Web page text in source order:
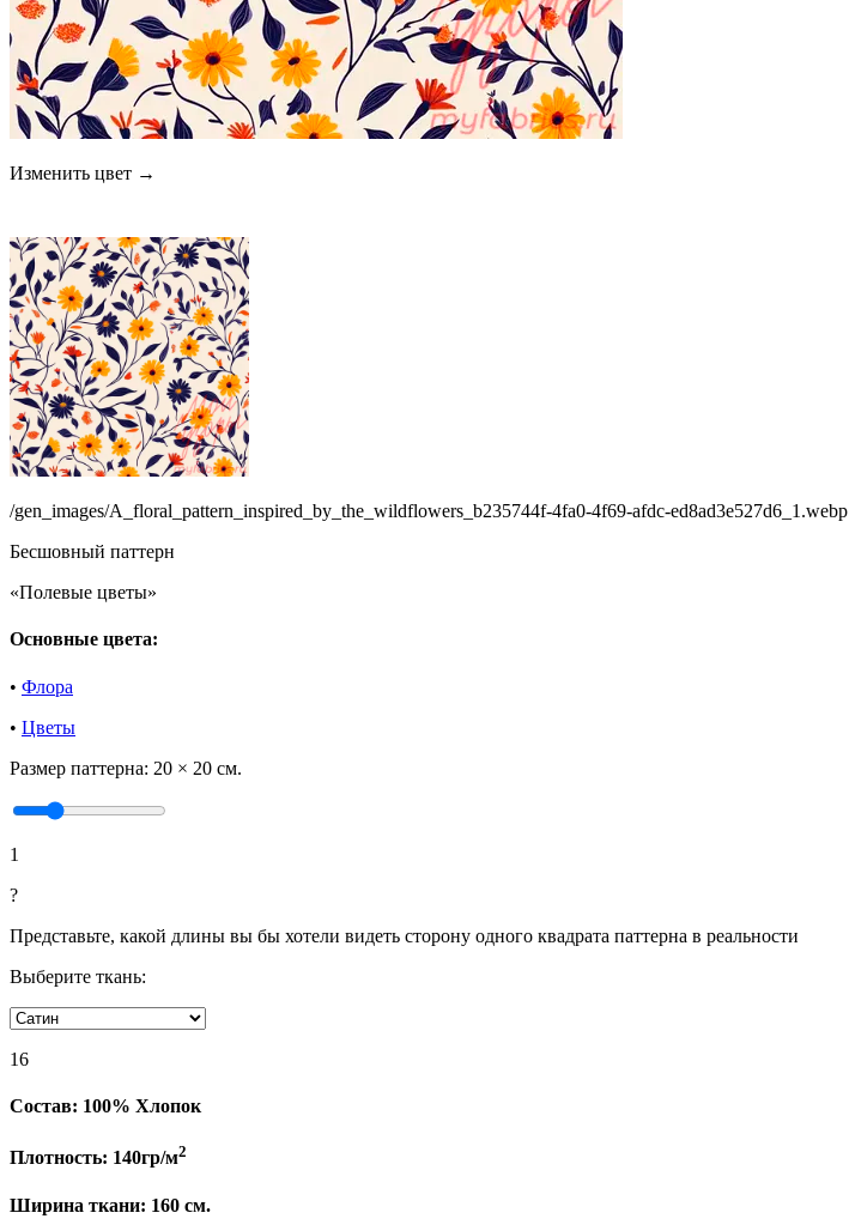
Изменить цвет →
/gen_images/A_floral_pattern_inspired_by_the_wildflowers_b235744f-4fa0-4f69-afdc-ed8ad3e527d6_1.webp
Бесшовный паттерн
«Полевые цветы»
Основные цвета:
• Флора
• Цветы
Размер паттерна: 20 × 20 см.
1
?
Представьте, какой длины вы бы хотели видеть сторону одного квадрата паттерна в реальности
Выберите ткань:
16
Состав: 100% Хлопок
Плотность: 140гр/м2
Ширина ткани: 160 см.